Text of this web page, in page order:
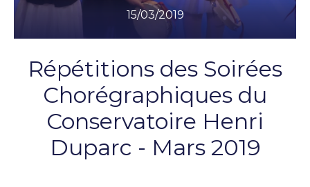
15/03/2019
Répétitions des Soirées
Chorégraphiques du
Conservatoire Henri
Duparc - Mars 2019